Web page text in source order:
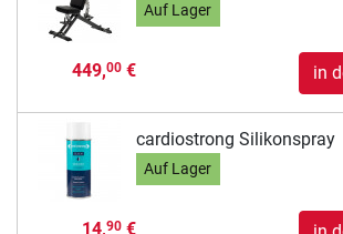
Auf Lager
449,00€ in
cardiostrong Silikonspray
Auf Lager
14,90€